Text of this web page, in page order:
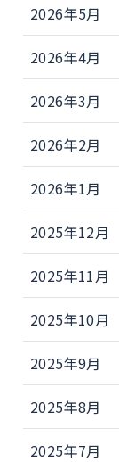
2026年5月
2026年4月
2026年3月
2026年2月
2026年1月
2025年12月
2025年11月
2025年10月
2025年9月
2025年8月
2025年7月